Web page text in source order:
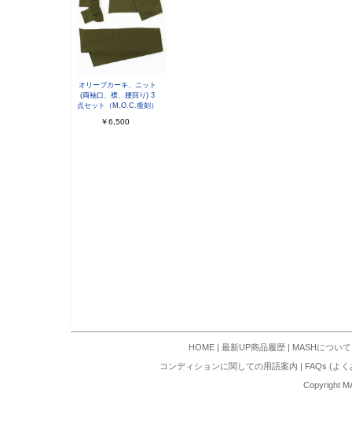
オリーブカーキ、ニット
(両袖口、襟、腰回り) 3
点セット（M.O.C.復刻）
￥6,500
HOME | 最新UP商品履歴 | MASHについて
コンディションに関しての用語案内 | FAQs (よ
Copyright